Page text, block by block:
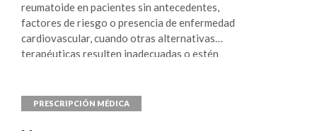
reumatoide en pacientes sin antecedentes,
factores de riesgo o presencia de enfermedad
cardiovascular, cuando otras alternativas
terapéuticas resulten inadecuadas o estén